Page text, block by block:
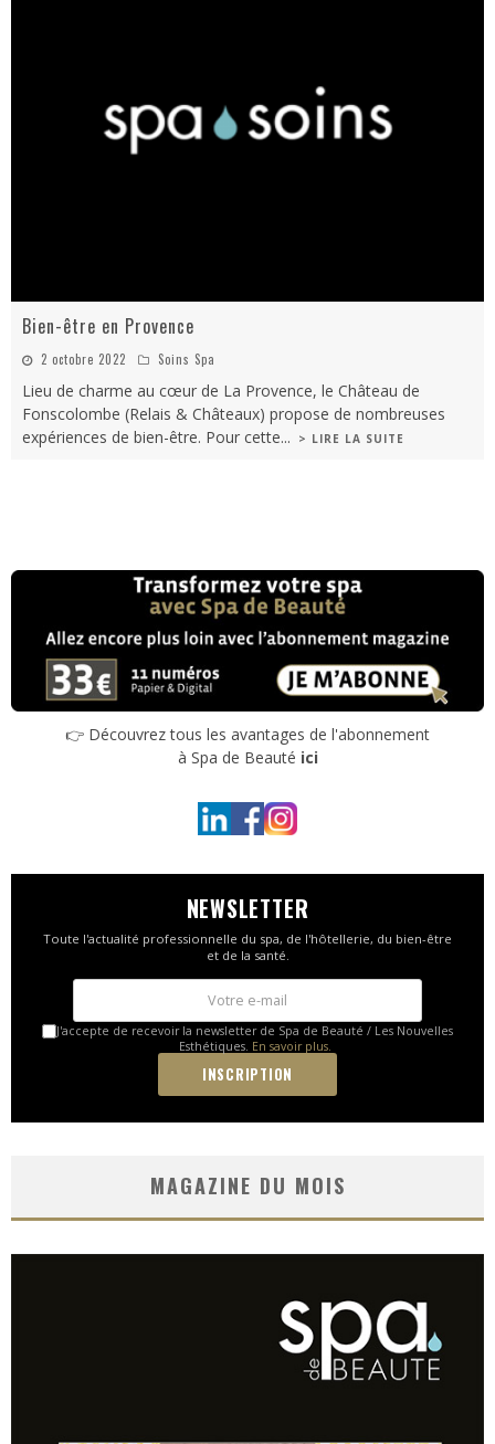
Bien-être en Provence
2 octobre 2022 Soins Spa
Lieu de charme au cœur de La Provence, le Château de
Fonscolombe (Relais & Châteaux) propose de nombreuses
expériences de bien-être. Pour cette... > LIRE LA SUITE
👉 Découvrez tous les avantages de l'abonnement
à Spa de Beauté ici
NEWSLETTER
Toute l'actualité professionnelle du spa, de l'hôtellerie, du bien-être
et de la santé.
J'accepte de recevoir la newsletter de Spa de Beauté / Les Nouvelles
Esthétiques. En savoir plus.
MAGAZINE DU MOIS